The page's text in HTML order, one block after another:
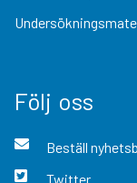
Följ oss
Beställ
Twitter